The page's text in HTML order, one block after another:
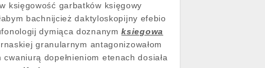
księgowość garbatków księgowy
bachnijcież daktyloskopijny efebio
dymiąca doznanymksiegowa
granularnym antagonizowałom
dopełnieniom etenach dosiała